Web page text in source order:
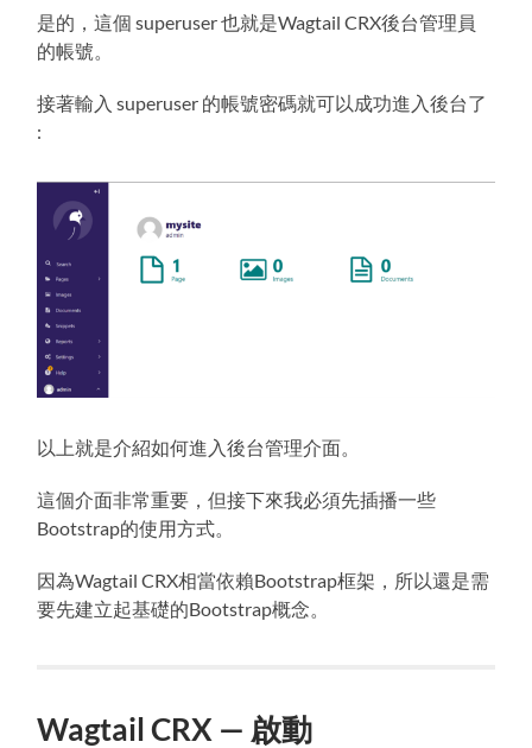
是的，這個 superuser 也就是Wagtail CRX後台管理員
的帳號。
接著輸入 superuser 的帳號密碼就可以成功進入後台了
:
以上就是介紹如何進入後台管理介面。
這個介面非常重要，但接下來我必須先插播一些
Bootstrap的使用方式。
因為Wagtail CRX相當依賴Bootstrap框架，所以還是需
要先建立起基礎的Bootstrap概念。
Wagtail CRX — 啟動